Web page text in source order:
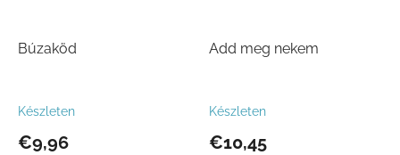
Búzaköd
Készleten
€9,96
Add meg nekem
Készleten
€10,45